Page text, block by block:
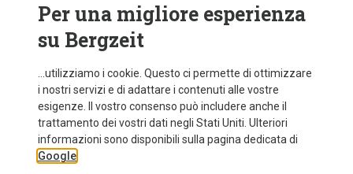
Taglie
Bavarian Caps
Felpa con cappuccio Sauschön
S M L
XL
Per una migliore esperienza
su Bergzeit
...utilizziamo i cookie. Questo ci permette di ottimizzare
i nostri servizi e di adattare i contenuti alle vostre
esigenze. Il vostro consenso può includere anche il
trattamento dei vostri dati negli Stati Uniti. Ulteriori
informazioni sono disponibili sulla pagina dedicata di
Google